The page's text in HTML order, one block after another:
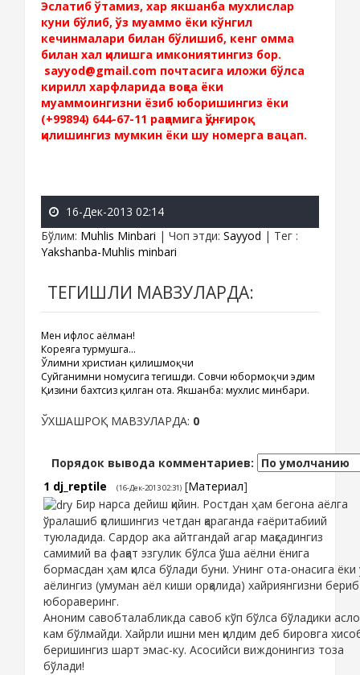
Эслатиб ўтамиз, хар якшанба мухлислар
куни бўлиб, ўз муаммо ёки кўнгил
кечинмалари билан бўлишиб, кенг омма
билан хал қилишга имкониятингиз бор.
sayyod@gmail.com почтасига иложи бўлса
кирилл харфларида воқеа ёки
муаммоингизни ёзиб юборишингиз ёки
(+99894) 644-67-11 рақамига қўнғироқ
қилишингиз мумкин ёки шу номерга вацап.
16-Дек-2013 02:14
Бўлим: Muhlis Minbari | Чоп этди: Sayyod | Тег :
Yakshanba-Muhlis minbari
ТЕГИШЛИ МАВЗУЛАРДА:
Мен ифлос аёлман!
Кореяга турмушга...
Ўғлимни христиан қилишмоқчи
Суйганимни номусига тегишди. Совчи юбормоқчи эдим
Қизини бахтсиз қилган ота. Якшанба: мухлис минбари.
ЎХШАШРОҚ МАВЗУЛАРДА: 0
Порядок вывода комментариев:
1 dj_reptile (16-Дек-2013 02:31) [Материал]
Бир нарса дейиш қийин. Ростдан ҳам бегона аёлга
ўралашиб қолишингиз четдан қараганда ғаёритабиий
туюладида. Сардор ака айтгандай агар мақсадингиз
самимий ва фақат эзгулик бўлса ўша аёлни ёнига
бормасдан ҳам қилса бўлади буни. Унинг ота-онасига ёки
аёлингиз (умуман аёл киши орқалида) хайриянгизни бериб
юбораверинг.
Аноним савобталабликда савоб кўп бўлса бўладики асло
кам бўлмайди. Хайрли ишни мен қилдим деб бировга
беришингиз шарт эмас-ку. Асосийси виждонингиз тоза
бўлади!